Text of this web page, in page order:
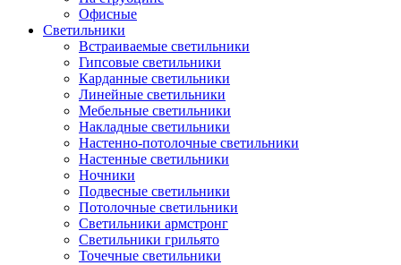
Офисные
Светильники
Встраиваемые светильники
Гипсовые светильники
Карданные светильники
Линейные светильники
Мебельные светильники
Накладные светильники
Настенно-потолочные светильники
Настенные светильники
Ночники
Подвесные светильники
Потолочные светильники
Светильники армстронг
Светильники грильято
Точечные светильники